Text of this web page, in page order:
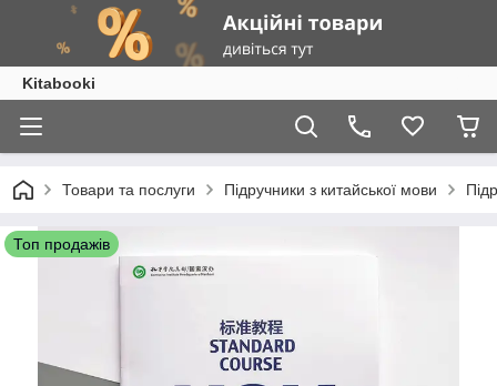
Kitabooki
Товари та послуги Підручники з китайської мови
Топ продажів